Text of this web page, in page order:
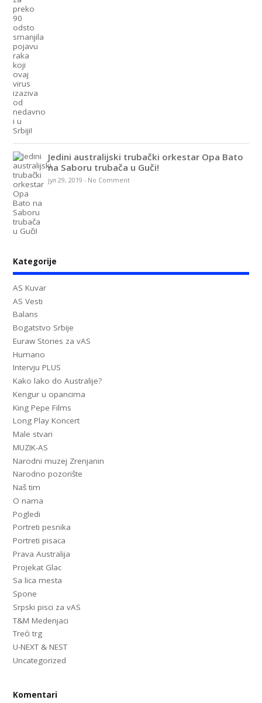
Jedini australijski trubački orkestar Opa Bato
na Saboru trubača u Guči!
јул 29, 2019 - No Comment
Kategorije
AS Kuvar
AS Vesti
Balans
Bogatstvo Srbije
Euraw Stories za vAS
Humano
Intervju PLUS
Kako lako do Australije?
Kengur u opancima
King Pepe Films
Long Play Koncert
Male stvari
MUZIK-AS
Narodni muzej Zrenjanin
Narodno pozorište
Naš tim
O nama
Pogledi
Portreti pesnika
Portreti pisaca
Prava Australija
Projekat Glac
Sa lica mesta
Spone
Srpski pisci za vAS
T&M Medenjaci
Treći trg
U-NEXT & NEST
Uncategorized
Komentari